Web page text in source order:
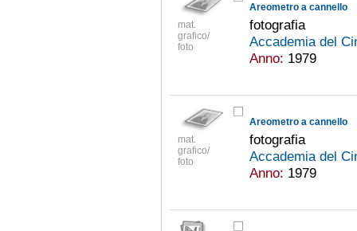
mat.
grafico/
foto
Areometro a cannello
fotografia
Accademia del
Anno: 1979
mat.
grafico/
foto
Areometro a cannello
fotografia
Accademia del
Anno: 1979